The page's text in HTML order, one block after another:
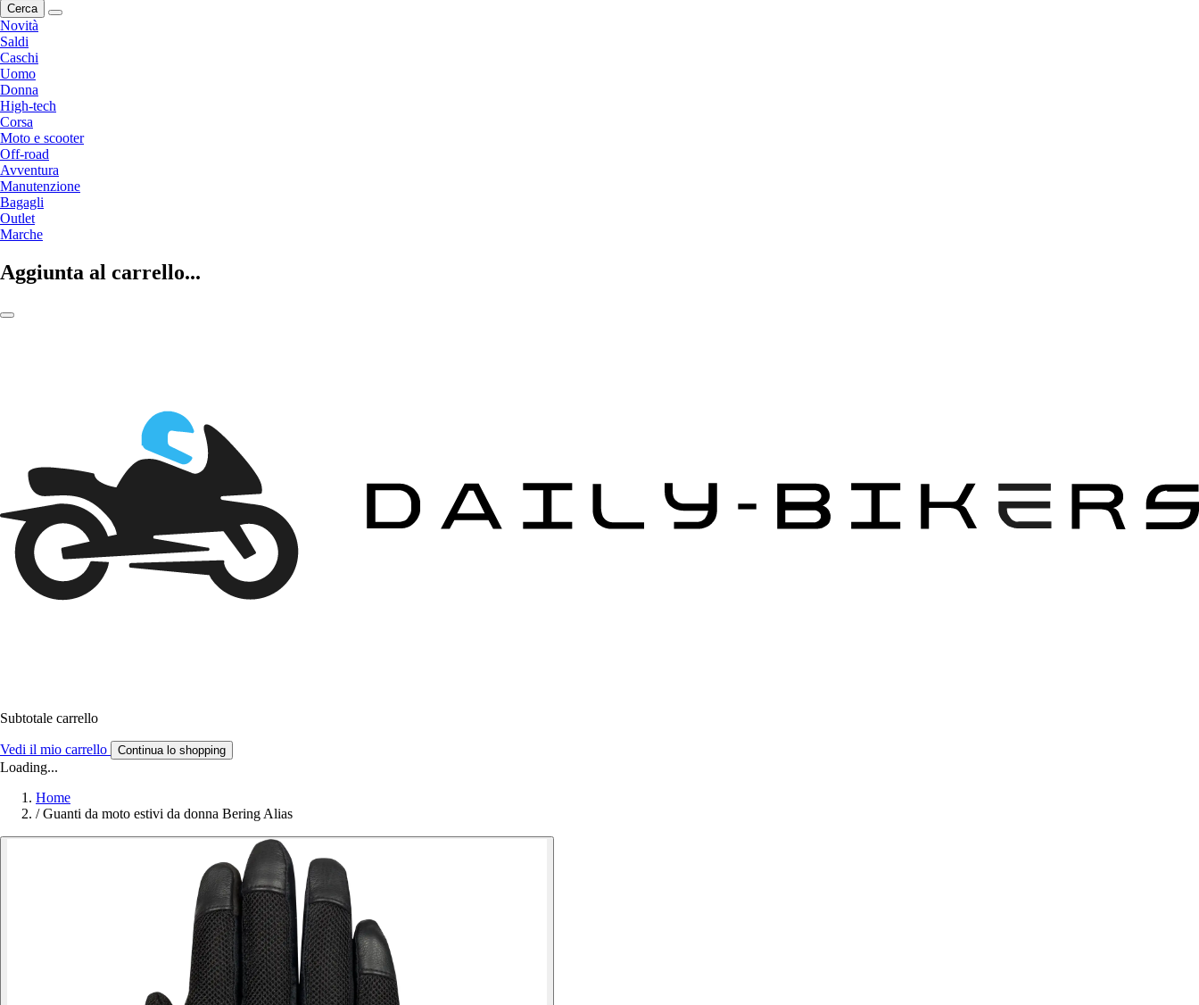
Cerca
Novità
Saldi
Caschi
Uomo
Donna
High-tech
Corsa
Moto e scooter
Off-road
Avventura
Manutenzione
Bagagli
Outlet
Marche
Aggiunta al carrello...
Subtotale carrello
Vedi il mio carrello Continua lo shopping
Loading...
Home
/ Guanti da moto estivi da donna Bering Alias